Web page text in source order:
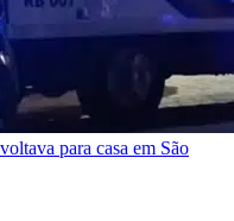
para casa em São